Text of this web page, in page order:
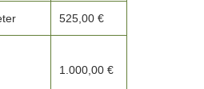
525,00 €
1.000,00 €